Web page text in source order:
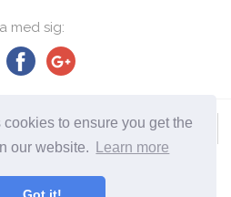
to ensure you get the
our website.
Learn more
med sig:
Svenska
Norsk
Español Românesc